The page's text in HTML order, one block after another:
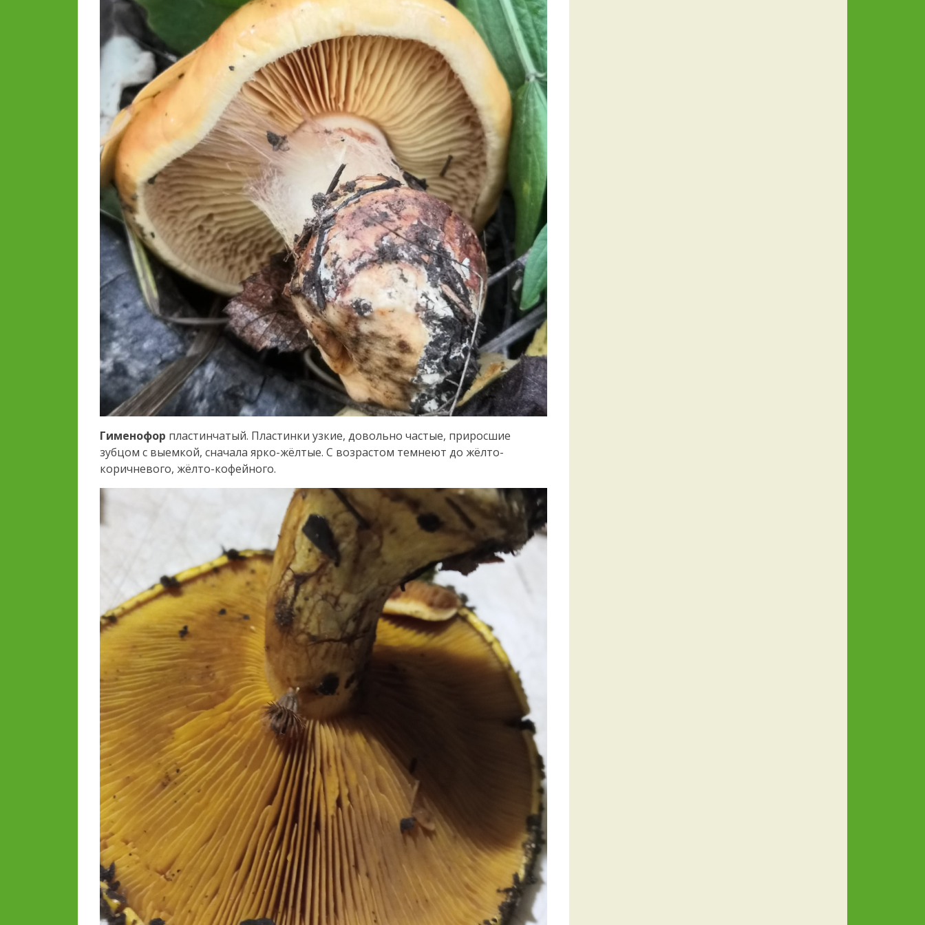
Гименофор пластинчатый. Пластинки узкие, довольно частые, приросшие
зубцом с выемкой, сначала ярко-жёлтые. С возрастом темнеют до жёлто-
коричневого, жёлто-кофейного.